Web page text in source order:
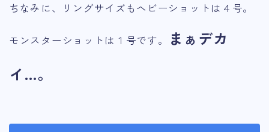
ちなみに、リングサイズもヘビーショットは４号。
モンスターショットは１号です。
まぁデカ
イ…。